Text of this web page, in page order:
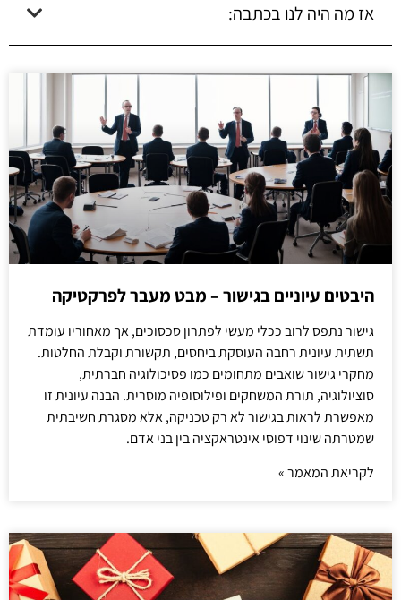
אז מה היה לנו בכתבה:
היבטים עיוניים בגישור – מבט מעבר לפרקטיקה
גישור נתפס לרוב ככלי מעשי לפתרון סכסוכים, אך מאחוריו עומדת
תשתית עיונית רחבה העוסקת ביחסים, תקשורת וקבלת החלטות.
מחקרי גישור שואבים מתחומים כמו פסיכולוגיה חברתית,
סוציולוגיה, תורת המשחקים ופילוסופיה מוסרית. הבנה עיונית זו
מאפשרת לראות בגישור לא רק טכניקה, אלא מסגרת חשיבתית
שמטרתה שינוי דפוסי אינטראקציה בין בני אדם.
לקריאת המאמר »